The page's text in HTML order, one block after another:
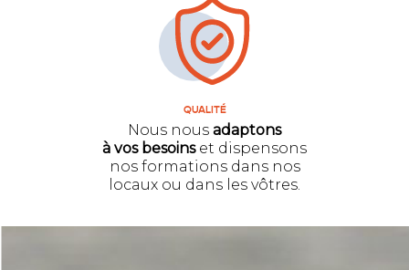
QUALITÉ
Nous nous adaptons
à vos besoinset dispensons
nos formations dans nos
locaux ou dans les vôtres.